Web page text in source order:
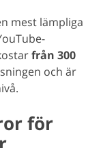
mest lämpliga
från 300
och är
för